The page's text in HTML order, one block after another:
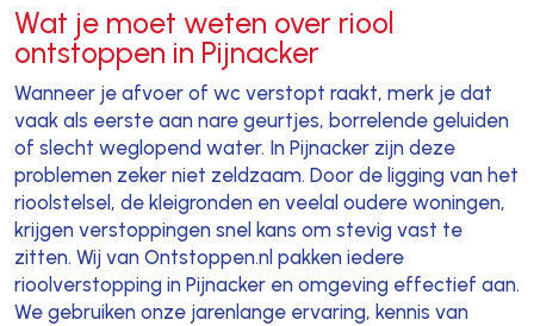
Wat je moet weten over riool
ontstoppen in Pijnacker
Wanneer je afvoer of wc verstopt raakt, merk je dat
vaak als eerste aan nare geurtjes, borrelende geluiden
of slecht weglopend water. In Pijnacker zijn deze
problemen zeker niet zeldzaam. Door de ligging van het
rioolstelsel, de kleigronden en veelal oudere woningen,
krijgen verstoppingen snel kans om stevig vast te
zitten. Wij van Ontstoppen.nl pakken iedere
rioolverstopping in Pijnacker en omgeving effectief aan.
We gebruiken onze jarenlange ervaring, kennis van